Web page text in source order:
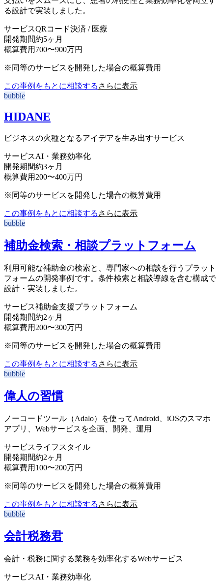
る設計で実装しました。
サービスQRコード決済 / 医療
開発期間約5ヶ月
概算費用 700〜900万円
※同等のサービスを開発した場合の概算費用
この事例をもとに相談する さらに表示
bubble
HIDANE
ビジネスの火種となるアイデアを生み出すサービス
サービスAI・業務効率化
開発期間約3ヶ月
概算費用 200〜400万円
※同等のサービスを開発した場合の概算費用
この事例をもとに相談する さらに表示
bubble
補助金検索・相談プラットフォーム
利用可能な補助金の検索と、専門家への相談を行うプラット
フォームの開発事例です。条件検索と相談導線を含む構成で
設計・実装しました。
サービス補助金支援プラットフォーム
開発期間約2ヶ月
概算費用 200〜300万円
※同等のサービスを開発した場合の概算費用
この事例をもとに相談する さらに表示
bubble
偉人の習慣
ノーコードツール（Adalo）を使ってAndroid、iOSのスマホ
アプリ、Webサービスを企画、開発、運用
サービスライフスタイル
開発期間約2ヶ月
概算費用 100〜200万円
※同等のサービスを開発した場合の概算費用
この事例をもとに相談する さらに表示
bubble
会計税務君
会計・税務に関する業務を効率化するWebサービス
サービスAI・業務効率化